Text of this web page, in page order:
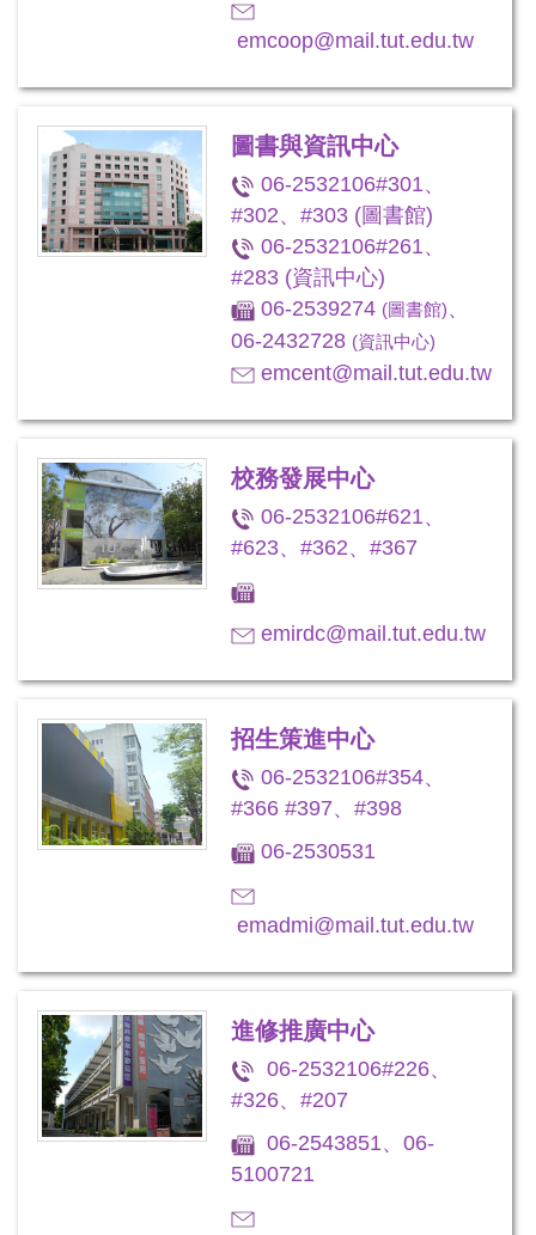
emcoop@mail.tut.edu.tw
圖書與資訊中心
06-2532106#301、
#302、#303 (圖書館)
06-2532106#261、
#283 (資訊中心)
06-2539274 (圖書館)、
06-2432728 (資訊中心)
emcent@mail.tut.edu.tw
校務發展中心
06-2532106#621、
#623、#362、#367
emirdc@mail.tut.edu.tw
招生策進中心
06-2532106#354、
#366 #397、#398
06-2530531
emadmi@mail.tut.edu.tw
進修推廣中心
06-2532106#226、
#326、#207
06-2543851、06-
5100721